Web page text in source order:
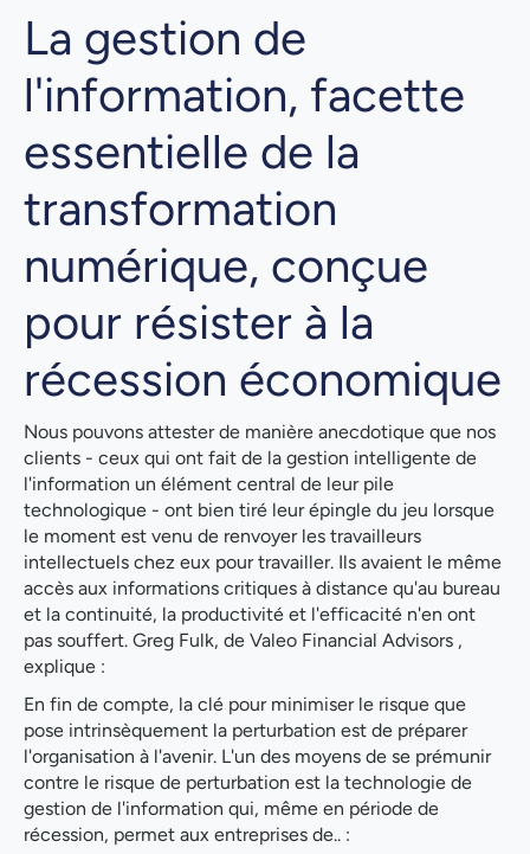
La gestion de
l'information, facette
essentielle de la
transformation
numérique, conçue
pour résister à la
récession économique
Nous pouvons attester de manière anecdotique que nos
clients - ceux qui ont fait de la gestion intelligente de
l'information un élément central de leur pile
technologique - ont bien tiré leur épingle du jeu lorsque
le moment est venu de renvoyer les travailleurs
intellectuels chez eux pour travailler. Ils avaient le même
accès aux informations critiques à distance qu'au bureau
et la continuité, la productivité et l'efficacité n'en ont
pas souffert. Greg Fulk, de Valeo Financial Advisors ,
explique :
En fin de compte, la clé pour minimiser le risque que
pose intrinsèquement la perturbation est de préparer
l'organisation à l'avenir. L'un des moyens de se prémunir
contre le risque de perturbation est la technologie de
gestion de l'information qui, même en période de
récession, permet aux entreprises de.. :